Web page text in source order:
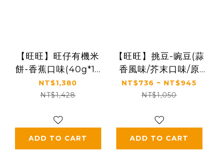
【旺旺】旺仔有機米
餅-香蕉口味(40g*12
包/箱)
NT$1,380
NT$1,428
ADD TO CART
【旺旺】挑豆-豌豆(蒜
香風味/芥末口味/原
味)(多規格)
NT$736 ~ NT$945
NT$1,050
ADD TO CART